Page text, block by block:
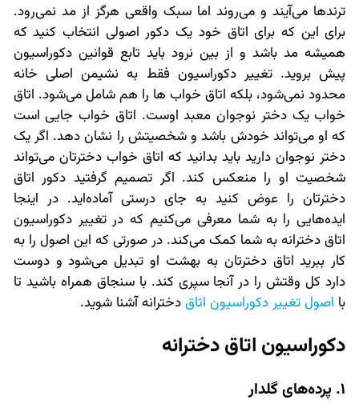
ترندها می‌آیند و می‌روند اما سبک واقعی هرگز از مد نمی‌رود.
برای این که برای اتاق خود یک دکور اصولی انتخاب کنید که
همیشه مد باشد و از بین نرود باید تابع قوانین دکوراسیون
پیش بروید. تغییر دکوراسیون فقط به نشیمن اصلی خانه
محدود نمی‌شود، بلکه اتاق خواب ها را هم شامل می‌شود. اتاق
خواب یک دختر نوجوان معبد اوست. اتاق خواب جایی است
که او می‌تواند خودش باشد و شخصیتش را نشان دهد. اگر یک
دختر نوجوان دارید باید بدانید که اتاق خواب دخترتان می‌تواند
شخصیت او را منعکس کند. اگر تصمیم گرفتید دکور اتاق
دخترتان را عوض کنید به جای درستی آماده‌اید. در اینجا
ایده‌هایی را به شما معرفی می‌کنیم که در تغییر دکوراسیون
اتاق دخترانه به شما کمک می‌کند. در صورتی که این اصول را به
کار ببرید اتاق دخترتان به بهشت او تبدیل می‌شود و دوست
دارد کل وقتش را در آنجا سپری کند. با سنجاق همراه باشید تا
با اصول تغییر دکوراسیون اتاقدخترانه آشنا شوید.
دکوراسیون اتاق دخترانه
1. پرده‌های گلدار